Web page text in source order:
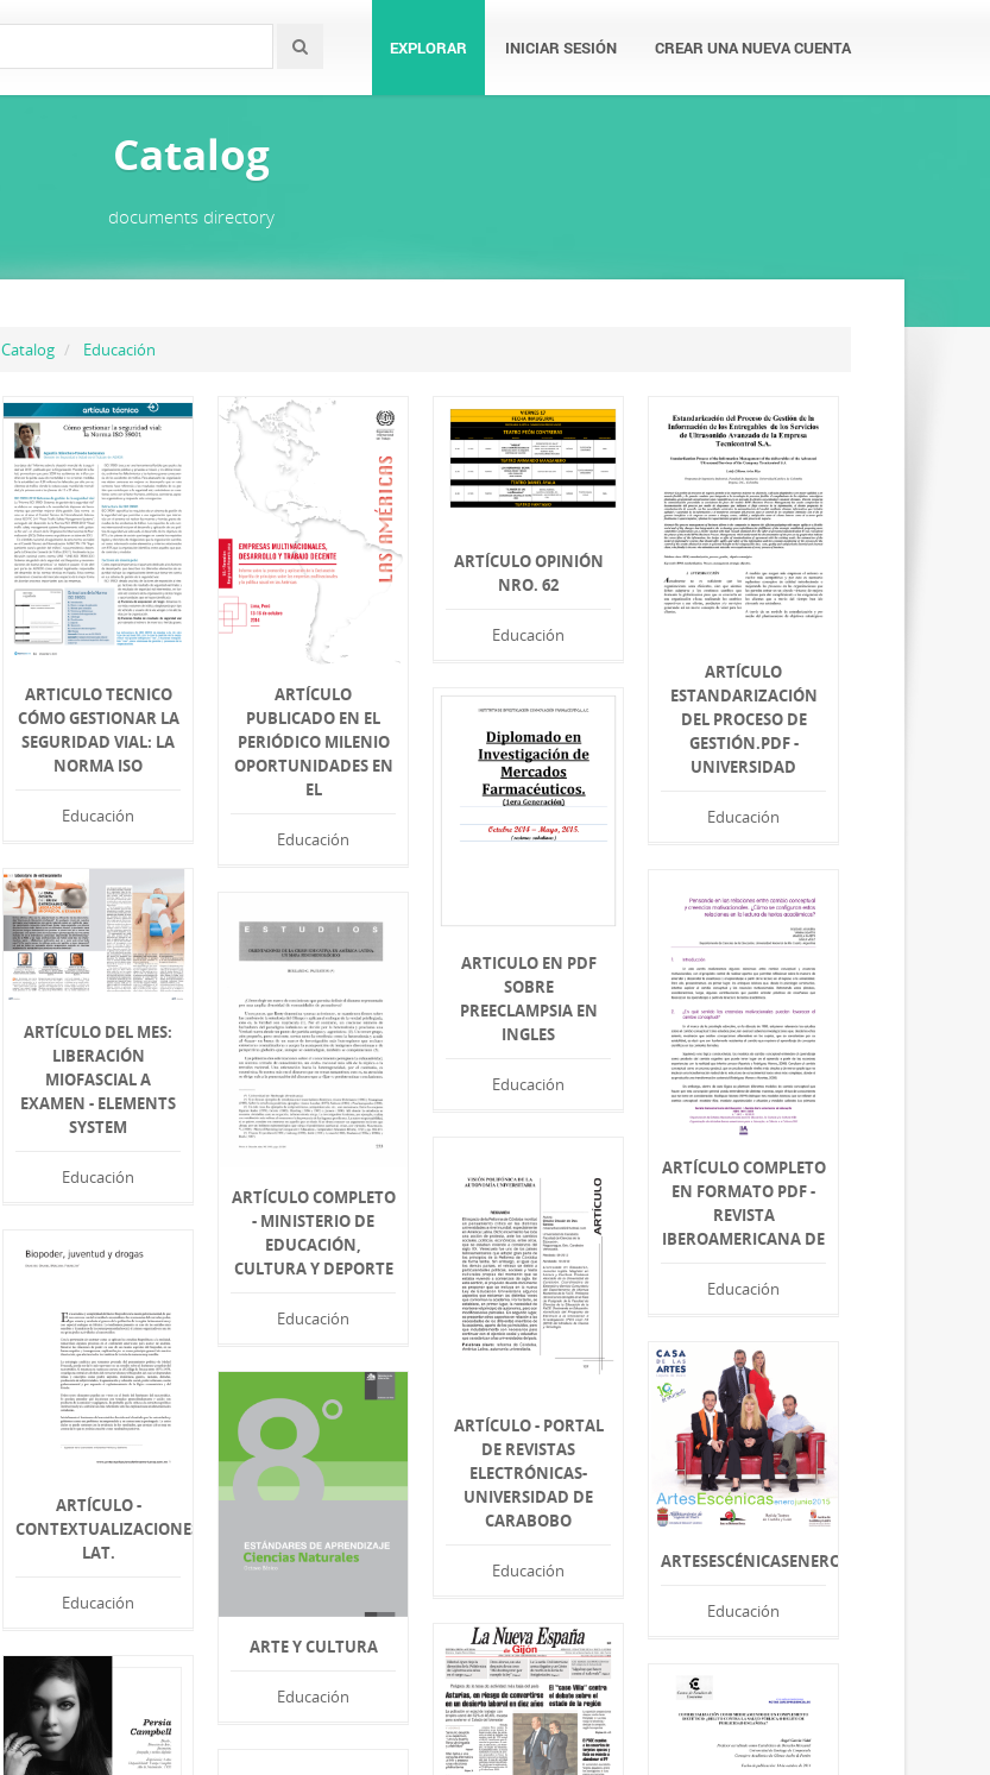
EXPLORAR INICIAR SESIÓN CREAR UNA NUEVA CUENTA
Catalog
documents directory
Catalog Educación
ARTICULO TECNICO
CÓMO GESTIONAR LA
SEGURIDAD VIAL: LA
NORMA ISO
Educación
ARTÍCULO
PUBLICADO EN EL
PERIÓDICO MILENIO
OPORTUNIDADES EN
EL
Educación
ARTÍCULO OPINIÓN
NRO. 62
Educación
ARTÍCULO
ESTANDARIZACIÓN
DEL PROCESO DE
GESTIÓN.PDF -
UNIVERSIDAD
Educación
ARTICULO EN PDF
SOBRE
PREECLAMPSIA EN
INGLES
Educación
ARTÍCULO DEL MES:
LIBERACIÓN
MIOFASCIAL A
EXAMEN - ELEMENTS
SYSTEM
Educación
ARTÍCULO COMPLETO
EN FORMATO PDF -
REVISTA
IBEROAMERICANA DE
Educación
ARTÍCULO COMPLETO
- MINISTERIO DE
EDUCACIÓN,
CULTURA Y DEPORTE
Educación
ARTÍCULO - PORTAL
DE REVISTAS
ELECTRÓNICAS-
UNIVERSIDAD DE
CARABOBO
Educación
ARTÍCULO -
CONTEXTUALIZACIONES
LAT.
Educación
ARTESESCÉNICASENEROJUNIO2015
Educación
ARTE Y CULTURA
Educación